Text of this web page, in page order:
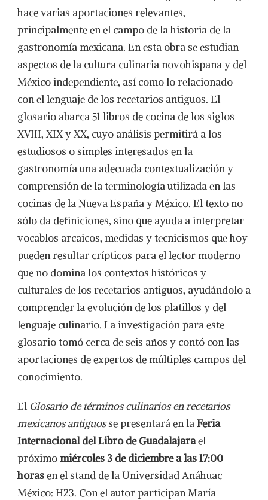
hace varias aportaciones relevantes,
principalmente en el campo de la historia de la
gastronomía mexicana. En esta obra se estudian
aspectos de la cultura culinaria novohispana y del
México independiente, así como lo relacionado
con el lenguaje de los recetarios antiguos. El
glosario abarca 51 libros de cocina de los siglos
XVIII, XIX y XX, cuyo análisis permitirá a los
estudiosos o simples interesados en la
gastronomía una adecuada contextualización y
comprensión de la terminología utilizada en las
cocinas de la Nueva España y México. El texto no
sólo da definiciones, sino que ayuda a interpretar
vocablos arcaicos, medidas y tecnicismos que hoy
pueden resultar crípticos para el lector moderno
que no domina los contextos históricos y
culturales de los recetarios antiguos, ayudándolo a
comprender la evolución de los platillos y del
lenguaje culinario. La investigación para este
glosario tomó cerca de seis años y contó con las
aportaciones de expertos de múltiples campos del
conocimiento.
El Glosario de términos culinarios en recetarios
mexicanos antiguosse presentará en laFeria
Internacional del Libro de Guadalajarael
próximomiércoles 3 de diciembre a las 17:00
horasen el stand de la Universidad Anáhuac
México: H23. Con el autor participan María